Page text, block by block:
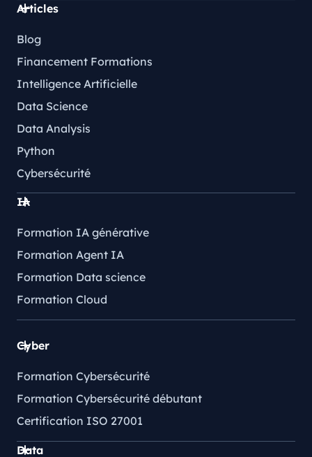
Articles
Blog
Financement Formations
Intelligence Artificielle
Data Science
Data Analysis
Python
Cybersécurité
IA
Formation IA générative
Formation Agent IA
Formation Data science
Formation Cloud
Cyber
Formation Cybersécurité
Formation Cybersécurité débutant
Certification ISO 27001
Data